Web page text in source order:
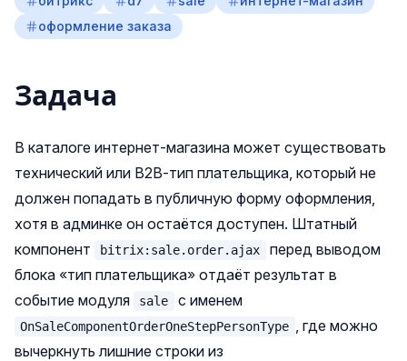
оформление заказа
Задача
В каталоге интернет‑магазина может существовать
технический или B2B‑тип плательщика, который не
должен попадать в публичную форму оформления,
хотя в админке он остаётся доступен. Штатный
компонент
bitrix:sale.order.ajax
перед выводом
блока «тип плательщика» отдаёт результат в
событие модуля
sale с именем
OnSaleComponentOrderOneStepPersonType , где можно
вычеркнуть лишние строки из